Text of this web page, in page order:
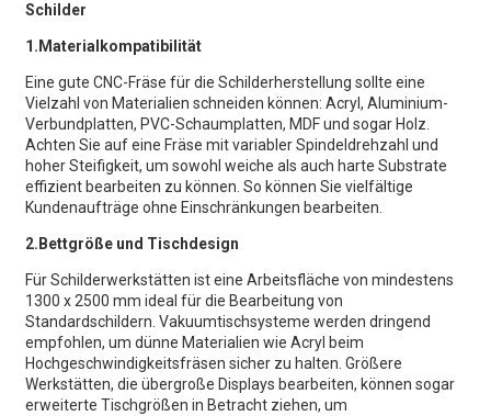
Schilder
1.Materialkompatibilität
Eine gute CNC-Fräse für die Schilderherstellung sollte eine
Vielzahl von Materialien schneiden können: Acryl, Aluminium-
Verbundplatten, PVC-Schaumplatten, MDF und sogar Holz.
Achten Sie auf eine Fräse mit variabler Spindeldrehzahl und
hoher Steifigkeit, um sowohl weiche als auch harte Substrate
effizient bearbeiten zu können. So können Sie vielfältige
Kundenaufträge ohne Einschränkungen bearbeiten.
2.Bettgröße und Tischdesign
Für Schilderwerkstätten ist eine Arbeitsfläche von mindestens
1300 x 2500 mm ideal für die Bearbeitung von
Standardschildern. Vakuumtischsysteme werden dringend
empfohlen, um dünne Materialien wie Acryl beim
Hochgeschwindigkeitsfräsen sicher zu halten. Größere
Werkstätten, die übergroße Displays bearbeiten, können sogar
erweiterte Tischgrößen in Betracht ziehen, um